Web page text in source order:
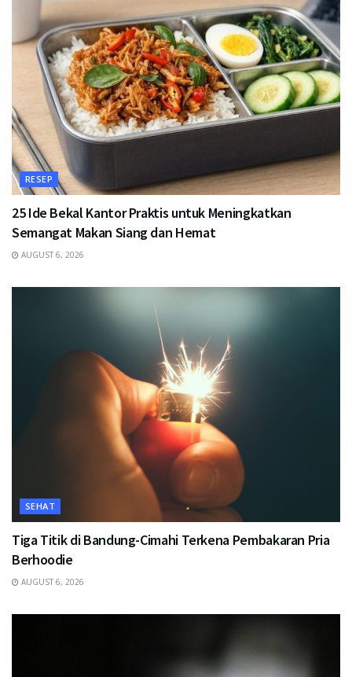
RESEP
25 Ide Bekal Kantor Praktis untuk Meningkatkan
Semangat Makan Siang dan Hemat
AUGUST 6, 2026
SEHAT
Tiga Titik di Bandung-Cimahi Terkena Pembakaran Pria
Berhoodie
AUGUST 6, 2026